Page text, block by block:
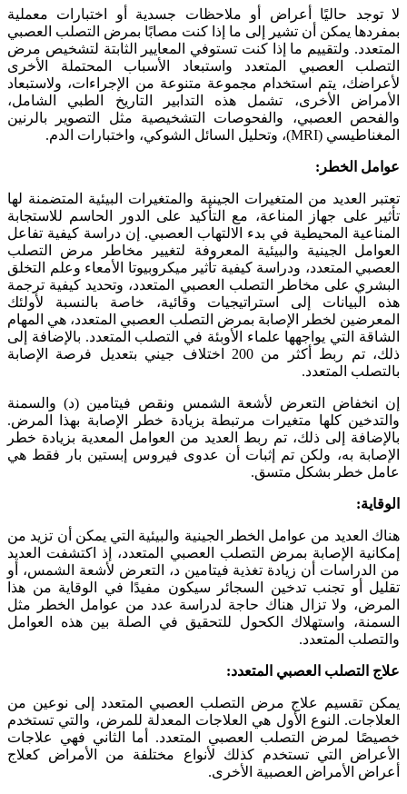
لا توجد حاليًا أعراض أو ملاحظات جسدية أو اختبارات معملية
بمفردها يمكن أن تشير إلى ما إذا كنت مصابًا بمرض التصلب العصبي
المتعدد. ولتقييم ما إذا كنت تستوفي المعايير الثابتة لتشخيص مرض
التصلب العصبي المتعدد واستبعاد الأسباب المحتملة الأخرى
لأعراضك، يتم استخدام مجموعة متنوعة من الإجراءات، ولاستبعاد
الأمراض الأخرى، تشمل هذه التدابير التاريخ الطبي الشامل،
والفحص العصبي، والفحوصات التشخيصية مثل التصوير بالرنين
المغناطيسي (MRI)، وتحليل السائل الشوكي، واختبارات الدم.
عوامل الخطر:
تعتبر العديد من المتغيرات الجينية والمتغيرات البيئية المتضمنة لها
تأثير على جهاز المناعة، مع التأكيد على الدور الحاسم للاستجابة
المناعية المحيطية في بدء الالتهاب العصبي. إن دراسة كيفية تفاعل
العوامل الجينية والبيئية المعروفة لتغيير مخاطر مرض التصلب
العصبي المتعدد، ودراسة كيفية تأثير ميكروبيوتا الأمعاء وعلم التخلق
البشري على مخاطر التصلب العصبي المتعدد، وتحديد كيفية ترجمة
هذه البيانات إلى استراتيجيات وقائية، خاصة بالنسبة لأولئك
المعرضين لخطر الإصابة بمرض التصلب العصبي المتعدد، هي المهام
الشاقة التي يواجهها علماء الأوبئة في التصلب المتعدد. بالإضافة إلى
ذلك، تم ربط أكثر من 200 اختلاف جيني بتعديل فرصة الإصابة
بالتصلب المتعدد.
إن انخفاض التعرض لأشعة الشمس ونقص فيتامين (د) والسمنة
والتدخين كلها متغيرات مرتبطة بزيادة خطر الإصابة بهذا المرض.
بالإضافة إلى ذلك، تم ربط العديد من العوامل المعدية بزيادة خطر
الإصابة به، ولكن تم إثبات أن عدوى فيروس إبستين بار فقط هي
عامل خطر بشكل متسق.
الوقاية:
هناك العديد من عوامل الخطر الجينية والبيئية التي يمكن أن تزيد من
إمكانية الإصابة بمرض التصلب العصبي المتعدد، إذ اكتشفت العديد
من الدراسات أن زيادة تغذية فيتامين د، التعرض لأشعة الشمس، أو
تقليل أو تجنب تدخين السجائر سيكون مفيدًا في الوقاية من هذا
المرض، ولا تزال هناك حاجة لدراسة عدد من عوامل الخطر مثل
السمنة، واستهلاك الكحول للتحقيق في الصلة بين هذه العوامل
والتصلب المتعدد.
علاج التصلب العصبي المتعدد:
يمكن تقسيم علاج مرض التصلب العصبي المتعدد إلى نوعين من
العلاجات. النوع الأول هي العلاجات المعدلة للمرض، والتي تستخدم
خصيصًا لمرض التصلب العصبي المتعدد. أما الثاني فهي علاجات
الأعراض التي تستخدم كذلك لأنواع مختلفة من الأمراض كعلاج
أعراض الأمراض العصبية الأخرى.